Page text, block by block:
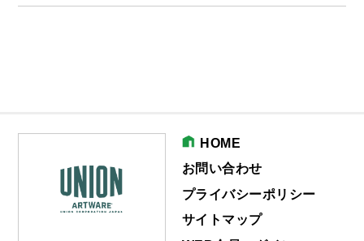
HOME
お問い合わせ
プライバシーポリシー
サイトマップ